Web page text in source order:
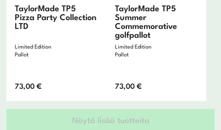
TaylorMade TP5
Pizza Party Collection
LTD
Limited Edition
Pallot
73,00€
TaylorMade TP5
Summer
Commemorative
golfpallot
Limited Edition
Pallot
73,00 €
Näytä lisää tuotteita